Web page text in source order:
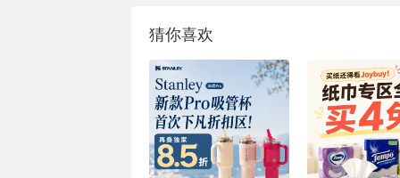
猜你喜欢